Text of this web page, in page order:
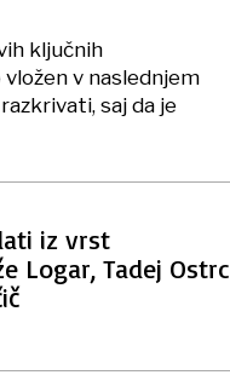
ključnih
v naslednjem
saj da je
iz vrst
Logar, Tadej Ostrc